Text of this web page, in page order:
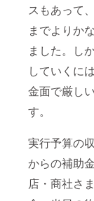
スもあって
までよりか
ました。し
していくに
金面で厳し
す。
実行予算の
からの補助
店・商社さ